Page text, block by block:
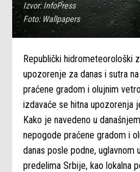
Izvor:InfoPress
Foto: Wallpapers
Republički hidrometeorološki
upozorenje za danas i sutra
praćene gradom i olujnim
izdavaće se hitna upozorenja
Kako je navedeno u
nepogode praćene gradom i
danas posle podne, uglavnom
predelima Srbije, kao lokalna